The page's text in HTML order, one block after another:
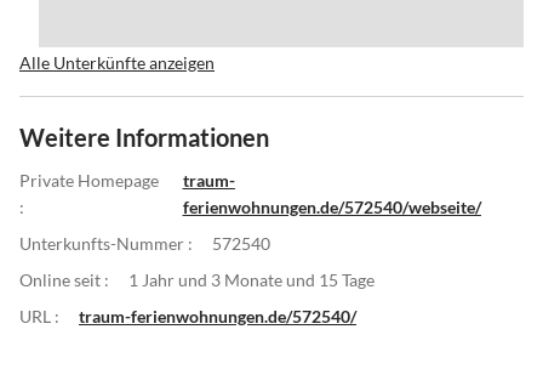
Alle Unterkünfte anzeigen
Weitere Informationen
Private Homepage
:
traum-
ferienwohnungen.de/572540/webseite/
Unterkunfts-Nummer :
572540
Online seit :
1 Jahr und 3 Monate und 15 Tage
URL :
traum-ferienwohnungen.de/572540/